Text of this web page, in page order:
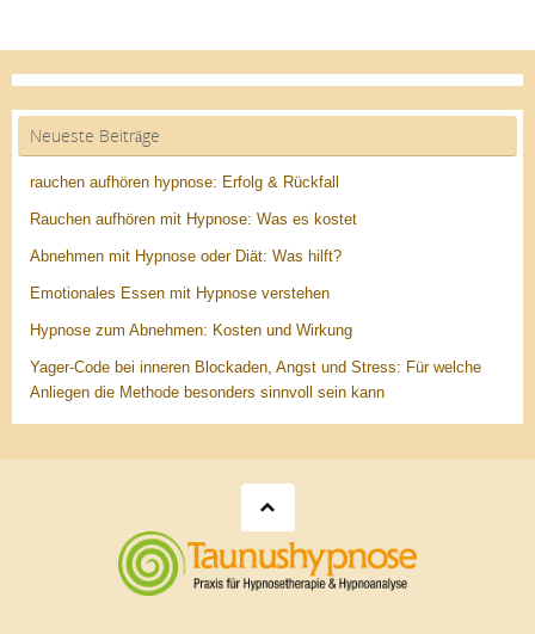
Neueste Beiträge
rauchen aufhören hypnose: Erfolg & Rückfall
Rauchen aufhören mit Hypnose: Was es kostet
Abnehmen mit Hypnose oder Diät: Was hilft?
Emotionales Essen mit Hypnose verstehen
Hypnose zum Abnehmen: Kosten und Wirkung
Yager-Code bei inneren Blockaden, Angst und Stress: Für welche
Anliegen die Methode besonders sinnvoll sein kann